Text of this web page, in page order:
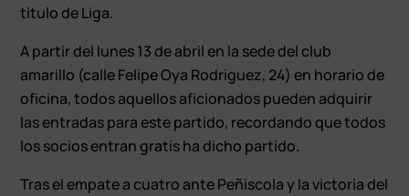
título de Liga.
A partir del lunes 13 de abril en la sede del club
amarillo (calle Felipe Oya Rodriguez, 24) en horario de
oficina, todos aquellos aficionados pueden adquirir
las entradas para este partido, recordando que todos
los socios entran gratis ha dicho partido.
Tras el empate a cuatro ante Peñiscola y la victoria del